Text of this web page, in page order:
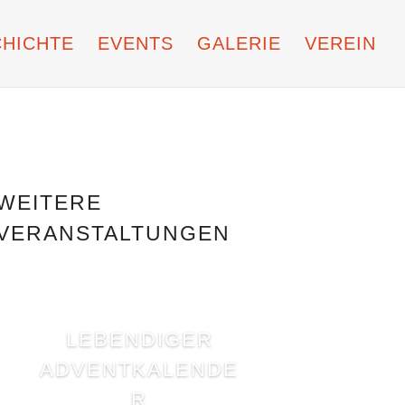
EVENTS GALERIE VEREIN
LEBENDIGER
ADVENTKALENDE
R